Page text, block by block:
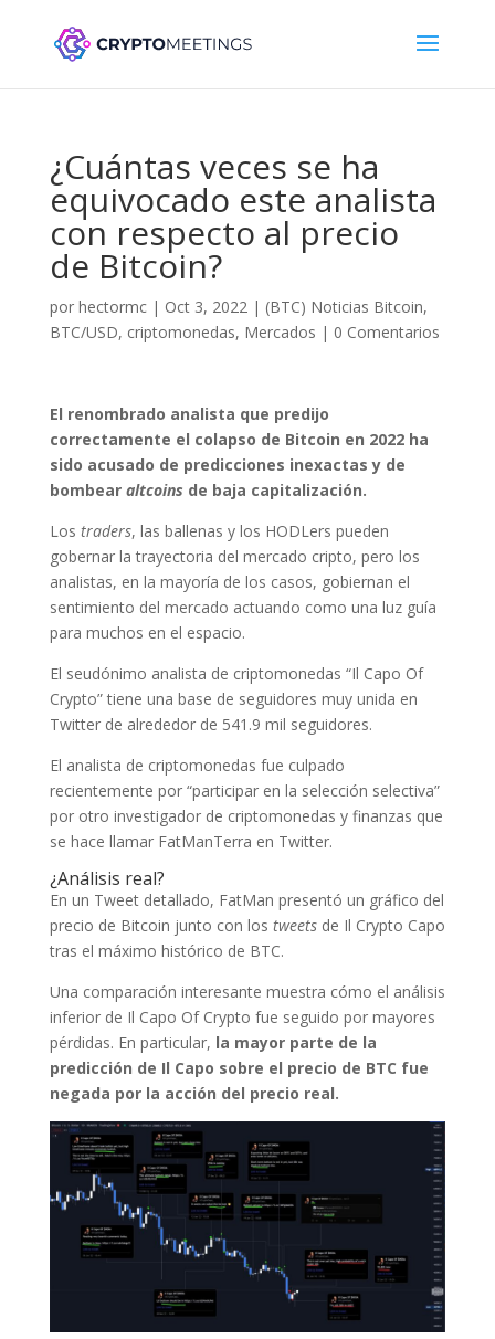
¿Cuántas veces se ha
equivocado este analista
con respecto al precio
de Bitcoin?
por hectormc| Oct 3, 2022| (BTC) Noticias Bitcoin,
BTC/USD, criptomonedas, Mercados | 0 Comentarios
El renombrado analista que predijo
correctamente el colapso de Bitcoin en 2022 ha
sido acusado de predicciones inexactas y de
bombear altcoins de baja capitalización.
Los traders, las ballenas y los HODLers pueden
gobernar la trayectoria del mercado cripto, pero los
analistas, en la mayoría de los casos, gobiernan el
sentimiento del mercado actuando como una luz guía
para muchos en el espacio.
El seudónimo analista de criptomonedas “Il Capo Of
Crypto” tiene una base de seguidores muy unida en
Twitter de alrededor de 541.9 mil seguidores.
El analista de criptomonedas fue culpado
recientemente por “participar en la selección selectiva”
por otro investigador de criptomonedas y finanzas que
se hace llamar FatManTerra en Twitter.
¿Análisis real?
En un Tweet detallado, FatMan presentó un gráfico del
precio de Bitcoin junto con los tweets de Il Crypto Capo
tras el máximo histórico de BTC.
Una comparación interesante muestra cómo el análisis
inferior de Il Capo Of Crypto fue seguido por mayores
pérdidas. En particular, la mayor parte de la
predicción de Il Capo sobre el precio de BTC fue
negada por la acción del precio real.